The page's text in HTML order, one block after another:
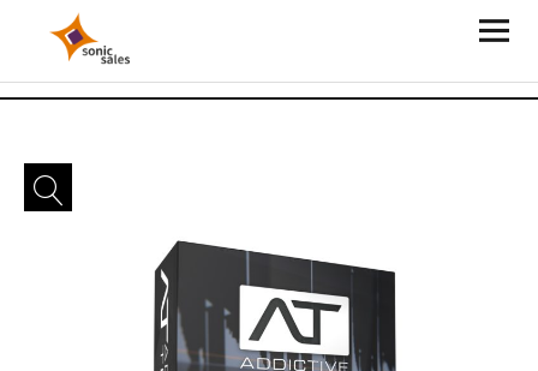
Sonic Sales